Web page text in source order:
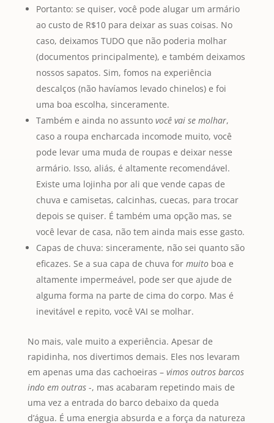
Portanto: se quiser, você pode alugar um armário
ao custo de R$10 para deixar as suas coisas. No
caso, deixamos TUDO que não poderia molhar
(documentos principalmente), e também deixamos
nossos sapatos. Sim, fomos na experiência
descalços (não havíamos levado chinelos) e foi
uma boa escolha, sinceramente.
Também e ainda no assunto você vai se molhar,
caso a roupa encharcada incomode muito, você
pode levar uma muda de roupas e deixar nesse
armário. Isso, aliás, é altamente recomendável.
Existe uma lojinha por ali que vende capas de
chuva e camisetas, calcinhas, cuecas, para trocar
depois se quiser. É também uma opção mas, se
você levar de casa, não tem ainda mais esse gasto.
Capas de chuva: sinceramente, não sei quanto são
eficazes. Se a sua capa de chuva for muitoboa e
altamente impermeável, pode ser que ajude de
alguma forma na parte de cima do corpo. Mas é
inevitável e repito, você VAI se molhar.
No mais, vale muito a experiência. Apesar de
rapidinha, nos divertimos demais. Eles nos levaram
em apenas uma das cachoeiras – vimos outros barcos
indo em outras-, mas acabaram repetindo mais de
uma vez a entrada do barco debaixo da queda
d’água. É uma energia absurda e a força da natureza